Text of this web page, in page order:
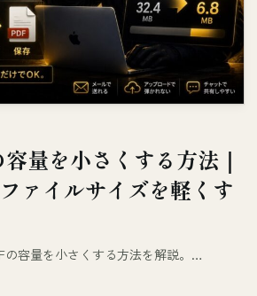
量を小さくする方法｜
ァイルサイズを軽くす
の容量を小さくする方法を解説。…